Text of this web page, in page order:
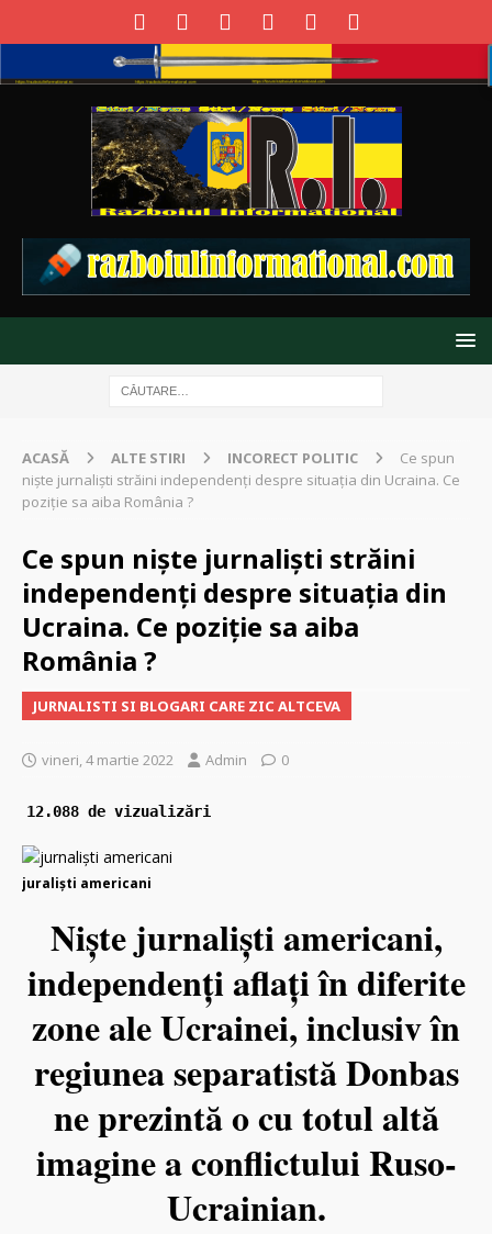
ACASĂ ALTE STIRI INCORECT POLITIC
Ce spun
niște jurnaliști străini independenți despre situația din Ucraina. Ce
poziție sa aiba România ?
Ce spun niște jurnaliști străini
independenți despre situația din
Ucraina. Ce poziție sa aiba
România ?
JURNALISTI SI BLOGARI CARE ZIC ALTCEVA
vineri, 4 martie 2022 Admin 0
12.088 de vizualizări
juraliști americani
Niște jurnaliștiamericani,
independenți aflați în diferite
zone ale Ucrainei, inclusiv în
regiunea separatistăDonbas
ne prezintă o cu totul altă
imagine a conflictului Ruso-
Ucrainian.